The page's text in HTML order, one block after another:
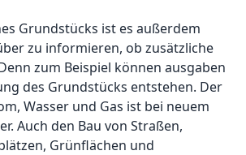
Grundstücks ist es außerdem
zu informieren, ob zusätzliche
zum Beispiel können ausgaben
des Grundstücks entstehen. Der
Wasser und Gas ist bei neuem
Auch den Bau von Straßen,
Grünflächen und